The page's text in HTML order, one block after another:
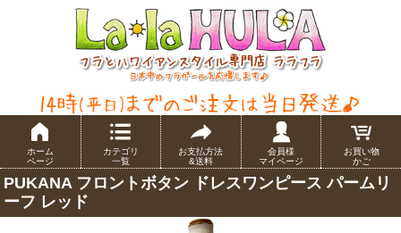
ホーム
ページ
カテゴリ
一覧
お支払方法
&送料
会員様
マイページ
お買い物
かご
PUKANA フロントボタン ドレスワンピース パームリ
ーフ レッド